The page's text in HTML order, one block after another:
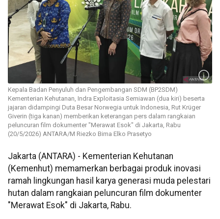
Kepala Badan Penyuluh dan Pengembangan SDM (BP2SDM)
Kementerian Kehutanan, Indra Exploitasia Semiawan (dua kiri) beserta
jajaran didampingi Duta Besar Norwegia untuk Indonesia, Rut Krüger
Giverin (tiga kanan) memberikan keterangan pers dalam rangkaian
peluncuran film dokumenter "Merawat Esok" di Jakarta, Rabu
(20/5/2026) ANTARA/M Riezko Bima Elko Prasetyo
Jakarta (ANTARA) - Kementerian Kehutanan
(Kemenhut) memamerkan berbagai produk inovasi
ramah lingkungan hasil karya generasi muda pelestari
hutan dalam rangkaian peluncuran film dokumenter
"Merawat Esok" di Jakarta, Rabu.